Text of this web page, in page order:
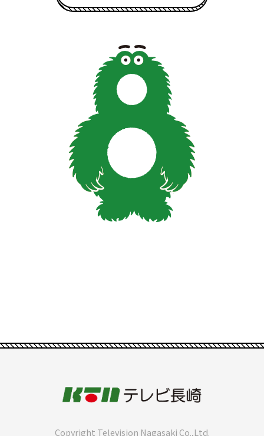
Copyright Television Nagasaki Co.,Ltd.